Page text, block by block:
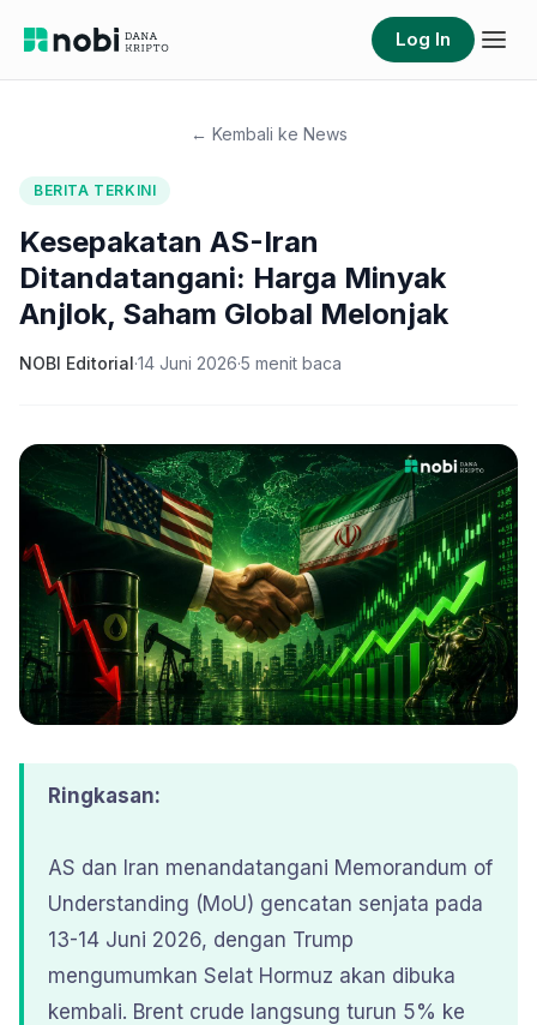
Log In
← Kembali ke News
BERITA TERKINI
Kesepakatan AS-Iran
Ditandatangani: Harga Minyak
Anjlok, Saham Global Melonjak
NOBI Editorial·14 Juni 2026·5 menit baca
Ringkasan:
AS dan Iran menandatangani Memorandum of
Understanding (MoU) gencatan senjata pada
13-14 Juni 2026, dengan Trump
mengumumkan Selat Hormuz akan dibuka
kembali. Brent crude langsung turun 5% ke